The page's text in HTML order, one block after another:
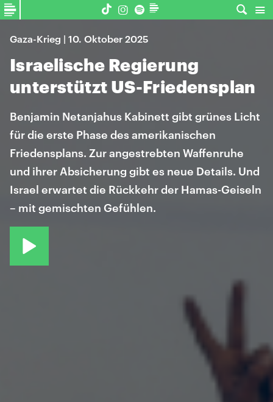
Gaza-Krieg | 10. Oktober 2025
Israelische Regierung
unterstützt US-Friedensplan
Benjamin Netanjahus Kabinett gibt grünes Licht
für die erste Phase des amerikanischen
Friedensplans. Zur angestrebten Waffenruhe
und ihrer Absicherung gibt es neue Details. Und
Israel erwartet die Rückkehr der Hamas-Geiseln
– mit gemischten Gefühlen.